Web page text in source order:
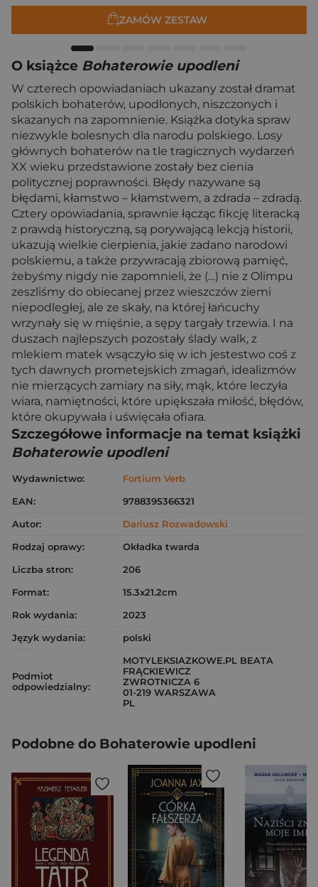
ZAMÓW ZESTAW
O książce Bohaterowie upodleni
W czterech opowiadaniach ukazany został dramat
polskich bohaterów, upodlonych, niszczonych i
skazanych na zapomnienie. Książka dotyka spraw
niezwykle bolesnych dla narodu polskiego. Losy
głównych bohaterów na tle tragicznych wydarzeń
XX wieku przedstawione zostały bez cienia
politycznej poprawności. Błędy nazywane są
błędami, kłamstwo – kłamstwem, a zdrada – zdradą.
Cztery opowiadania, sprawnie łącząc fikcję literacką
z prawdą historyczną, są porywającą lekcją historii,
ukazują wielkie cierpienia, jakie zadano narodowi
polskiemu, a także przywracają zbiorową pamięć,
żebyśmy nigdy nie zapomnieli, że (…) nie z Olimpu
zeszliśmy do obiecanej przez wieszczów ziemi
niepodległej, ale ze skały, na której łańcuchy
wrzynały się w mięśnie, a sępy targały trzewia. I na
duszach najlepszych pozostały ślady walk, z
mlekiem matek wsączyło się w ich jestestwo coś z
tych dawnych prometejskich zmagań, idealizmów
nie mierzących zamiary na siły, mąk, które leczyła
wiara, namiętności, które upiększała miłość, błędów,
które okupywała i uświęcała ofiara.
Szczegółowe informacje na temat książki
Bohaterowie upodleni
Wydawnictwo:
Fortium Verb
EAN:
9788395366321
Autor:
Dariusz Rozwadowski
Rodzaj oprawy:
Okładka twarda
Liczba stron:
206
Format:
15.3x21.2cm
Rok wydania:
2023
Język wydania:
polski
Podmiot
odpowiedzialny:
MOTYLEKSIAZKOWE.PL BEATA
FRĄCKIEWICZ
ZWROTNICZA 6
01-219 WARSZAWA
PL
Podobne do Bohaterowie upodleni